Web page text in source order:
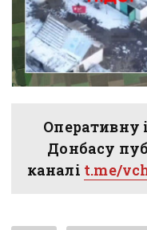
Оперативну
Донбасу
каналі t.me/